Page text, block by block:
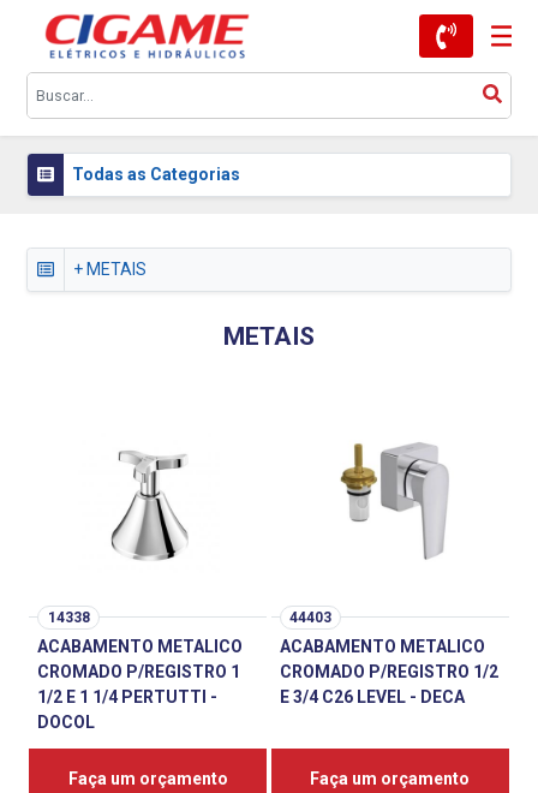
Todas as Categorias
+ METAIS
METAIS
14338
ACABAMENTO METALICO
CROMADO P/REGISTRO 1
1/2 E 1 1/4 PERTUTTI -
DOCOL
Faça um orçamento
44403
ACABAMENTO METALICO
CROMADO P/REGISTRO 1/2
E 3/4 C26 LEVEL - DECA
Faça um orçamento